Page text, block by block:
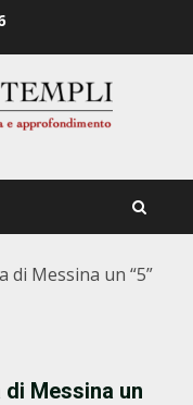
Messina un “5”
Messina un